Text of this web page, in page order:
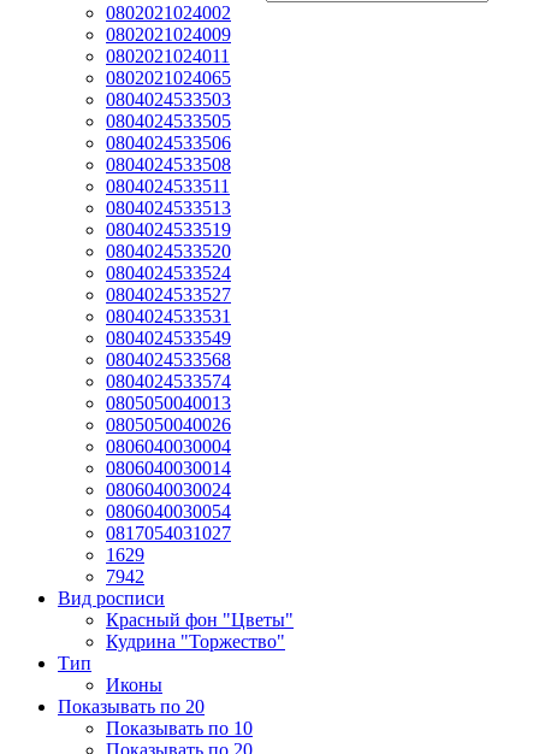
0802021024002
0802021024009
0802021024011
0802021024065
0804024533503
0804024533505
0804024533506
0804024533508
0804024533511
0804024533513
0804024533519
0804024533520
0804024533524
0804024533527
0804024533531
0804024533549
0804024533568
0804024533574
0805050040013
0805050040026
0806040030004
0806040030014
0806040030024
0806040030054
0817054031027
1629
7942
Вид росписи
Красный фон "Цветы"
Кудрина "Торжество"
Тип
Иконы
Показывать по 20
Показывать по 10
Показывать по 20